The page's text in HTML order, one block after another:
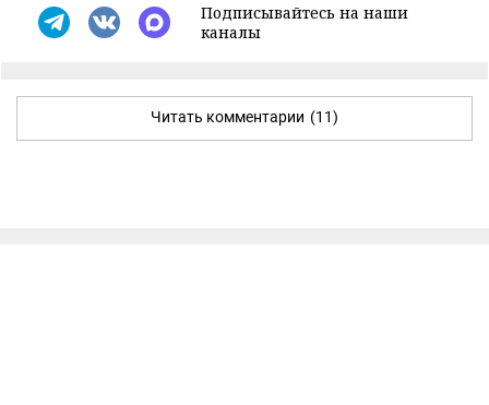
Подписывайтесь на наши
каналы
Читать комментарии (11)